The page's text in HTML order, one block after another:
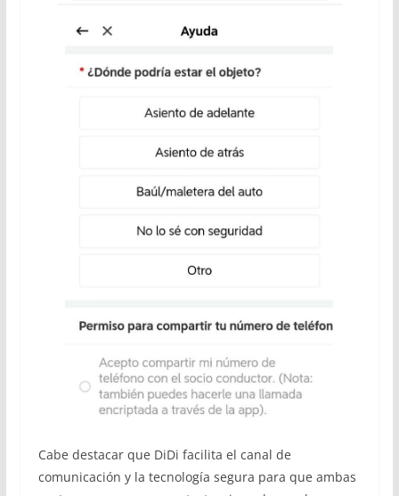
Cabe destacar que DiDi facilita el canal de
comunicación y la tecnología segura para que ambas